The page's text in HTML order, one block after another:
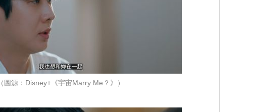
（圖源：Disney+《宇宙Marry Me？》）